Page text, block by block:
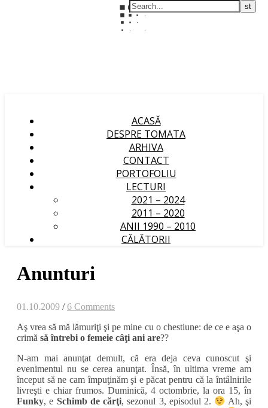
ACASĂ
DESPRE TOMATA
ARHIVA
CONTACT
PORTOFOLIU
LECTURI
2021 – 2024
2011 – 2020
ANII 1990 – 2010
CĂLĂTORII
Anunturi
01.10.2009 / 6 Comments
Aş vrea să mă lămuriţi şi pe mine cu o chestiune: de ce e aşa o
crimă să întrebi o femeie câţi ani are??
N-am mai anunţat demult, că era deja ceva cunoscut şi
evenimentul nu se cerea anunţat. Însă, în ultima vreme am
început să ne cam împuţinăm şi e păcat pentru că la întâlnirile
livreşti e chiar frumos. Duminică, 4 octombrie, la ora 15, în
Funky, e Schimb de cărţi, sezonul 3, episodul 2.
Ah, şi